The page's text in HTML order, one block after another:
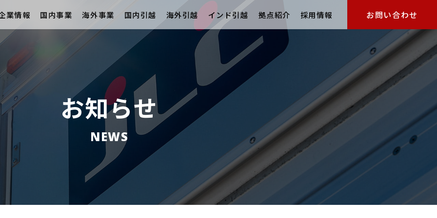
業情報 国内事業 海外事業 国内引越 海外引越 インド引越 拠点紹介 採用情報 お問い合わせ
お知らせ
NEWS